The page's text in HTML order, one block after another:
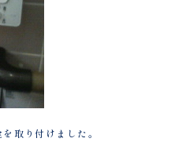
取り付けました。